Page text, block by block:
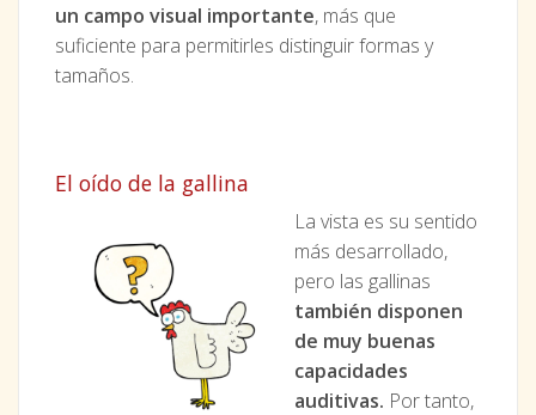
un campo visual importante, más que
suficiente para permitirles distinguir formas y
tamaños.
El oído de la gallina
La vista es su sentido
más desarrollado,
pero las gallinas
también disponen
de muy buenas
capacidades
auditivas. Por tanto,